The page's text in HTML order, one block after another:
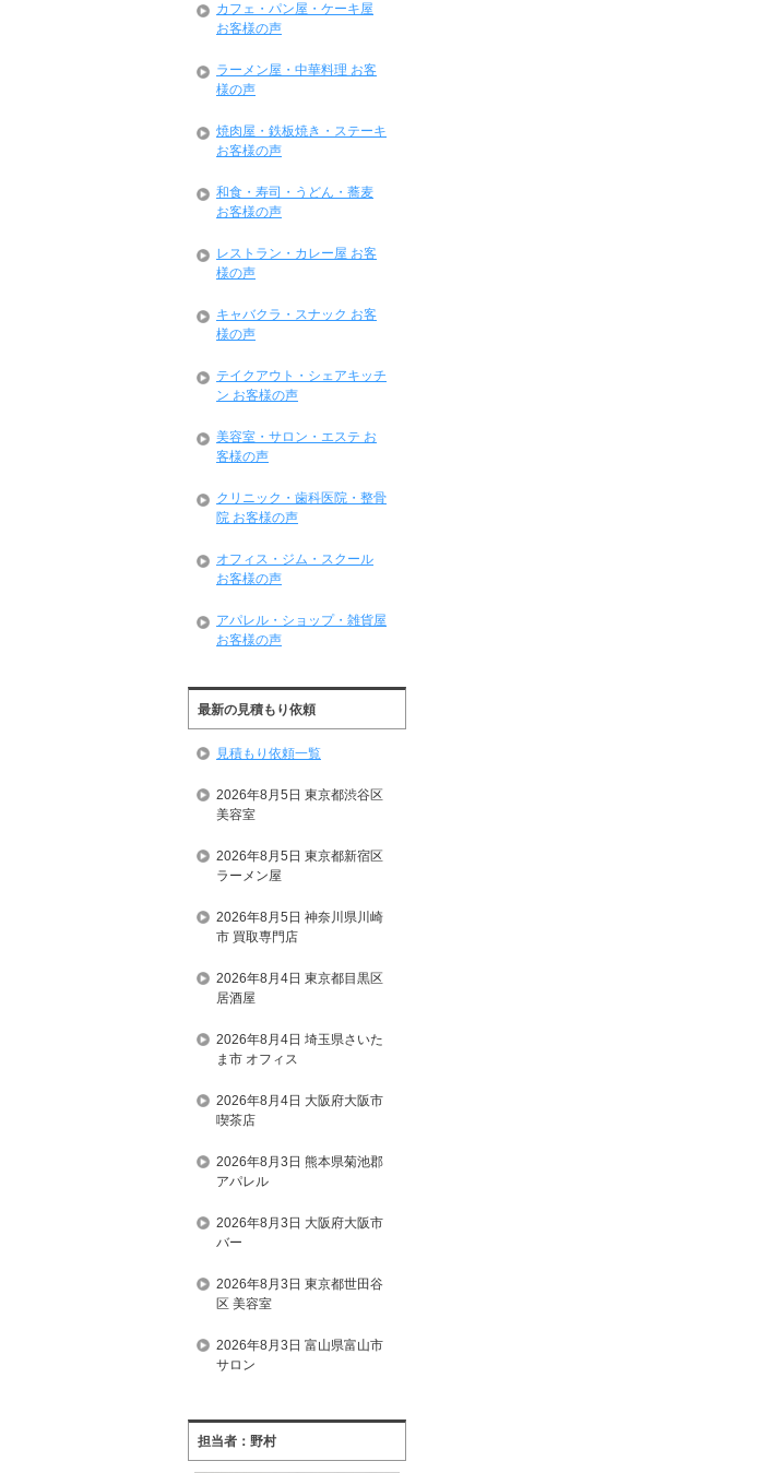
カフェ・パン屋・ケーキ屋
お客様の声
ラーメン屋・中華料理 お客
様の声
焼肉屋・鉄板焼き・ステーキ
お客様の声
和食・寿司・うどん・蕎麦
お客様の声
レストラン・カレー屋 お客
様の声
キャバクラ・スナック お客
様の声
テイクアウト・シェアキッチ
ン お客様の声
美容室・サロン・エステ お
客様の声
クリニック・歯科医院・整骨
院 お客様の声
オフィス・ジム・スクール
お客様の声
アパレル・ショップ・雑貨屋
お客様の声
最新の見積もり依頼
見積もり依頼一覧
2026年8月5日 東京都渋谷区
美容室
2026年8月5日 東京都新宿区
ラーメン屋
2026年8月5日 神奈川県川崎
市 買取専門店
2026年8月4日 東京都目黒区
居酒屋
2026年8月4日 埼玉県さいた
ま市 オフィス
2026年8月4日 大阪府大阪市
喫茶店
2026年8月3日 熊本県菊池郡
アパレル
2026年8月3日 大阪府大阪市
バー
2026年8月3日 東京都世田谷
区 美容室
2026年8月3日 富山県富山市
サロン
担当者：野村